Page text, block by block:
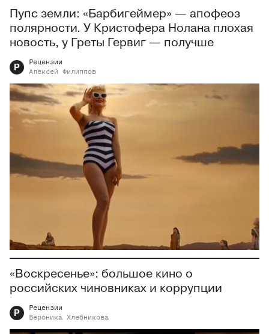
Пупс земли: «Барбигеймер» — апофеоз
полярности. У Кристофера Нолана плохая
новость, у Греты Гервиг — получше
Р
Рецензии
Алексей
Филиппов
«Воскресенье»: большое кино о
российских чиновниках и коррупции
Р
Рецензии
Вероника Хлебникова